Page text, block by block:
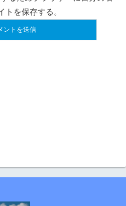
トを保存する。